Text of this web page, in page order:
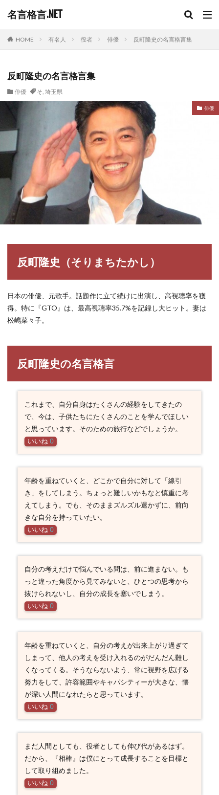
名言格言.NET
HOME 有名人 役者 俳優 反町隆史の名言格言集
反町隆史の名言格言集
俳優 そ, 埼玉県
俳優
反町隆史（そりまちたかし）
日本の俳優、元歌手。話題作に立て続けに出演し、高視聴率を獲
得。特に『GTO』は、最高視聴率35.7%を記録し大ヒット。妻は
松嶋菜々子。
反町隆史の名言格言
これまで、自分自身はたくさんの経験をしてきたの
で、今は、子供たちにたくさんのことを学んでほしい
と思っています。そのための旅行などでしょうか。
いいね 0
年齢を重ねていくと、どこかで自分に対して「線引
き」をしてしまう。ちょっと難しいかもなと慎重に考
えてしまう。でも、そのままズルズル退かずに、前向
きな自分を持っていたい。
いいね 0
自分の考えだけで悩んでいる問は、前に進まない。も
っと違った角度から見てみないと、ひとつの思考から
抜けられないし、自分の成長を塞いでしまう。
いいね 0
年齢を重ねていくと、自分の考えが出来上がり過ぎて
しまって、他人の考えを受け入れるのがだんだん難し
くなってくる。そうならないよう、常に視野を広げる
努力をして、許容範囲やキャパシティーが大きな、懐
が深い人間になれたらと思っています。
いいね 0
まだ人間としても、役者としても伸び代があるはず。
だから、『相棒』は僕にとって成長することを目標と
して取り組めました。
いいね 0